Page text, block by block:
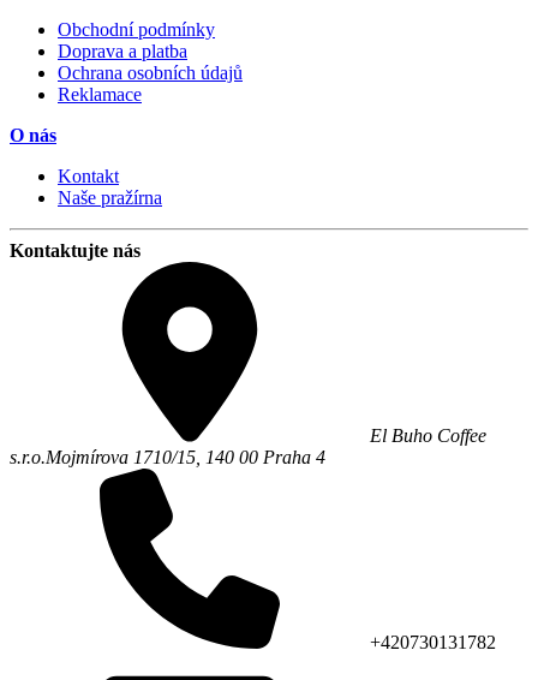
Obchodní podmínky
Doprava a platba
Ochrana osobních údajů
Reklamace
O nás
Kontakt
Naše pražírna
Kontaktujte nás
El Buho Coffee
s.r.o.Mojmírova 1710/15, 140 00 Praha 4
+420730131782